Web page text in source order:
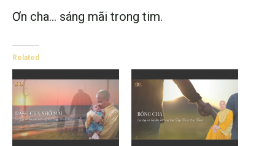
Ơn cha… sáng mãi trong tim.
Related